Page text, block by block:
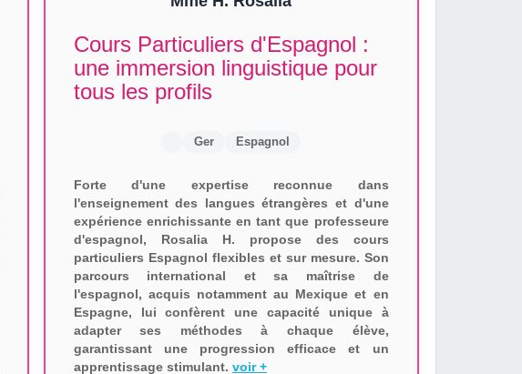
Cours Particuliers d'Espagnol :
une immersion linguistique pour
tous les profils
Ger Espagnol
Forte d'une expertise reconnue dans
l'enseignement des langues étrangères et d'une
expérience enrichissante en tant que professeure
d'espagnol, Rosalia H. propose des cours
particuliers Espagnol flexibles et sur mesure. Son
parcours international et sa maîtrise de
l'espagnol, acquis notamment au Mexique et en
Espagne, lui confèrent une capacité unique à
adapter ses méthodes à chaque élève,
garantissant une progression efficace et un
apprentissage stimulant. voir +